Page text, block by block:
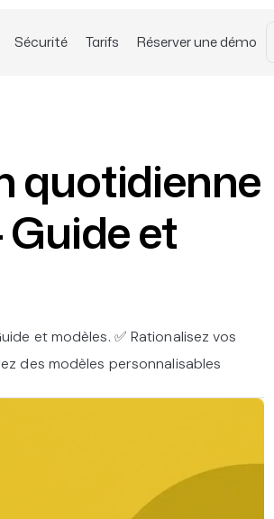
Sécurité Tarifs Réserver une démo
quotidienne
Guide et
et modèles. ✅ Rationalisez vos
des modèles personnalisables